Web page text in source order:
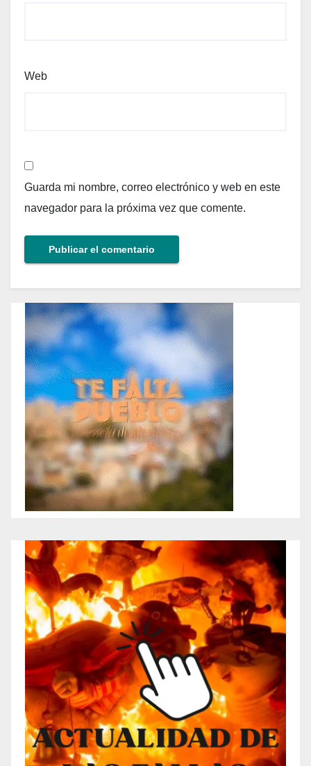
Web
Guarda mi nombre, correo electrónico y web en este
navegador para la próxima vez que comente.